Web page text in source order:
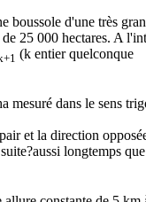
boussole d'une très
25 000 hectares. A
(k entier quelconque
mesuré dans le sens
et la direction
longtemps